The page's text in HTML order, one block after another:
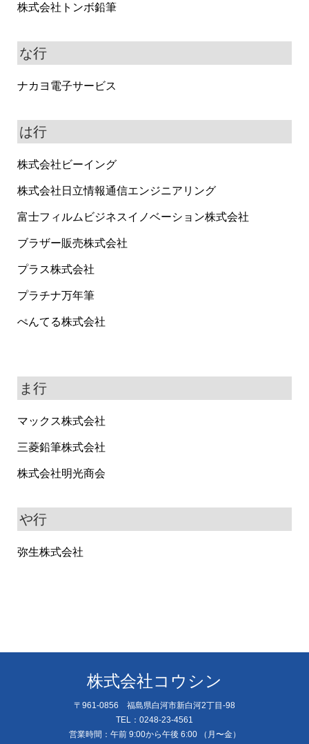
株式会社トンボ鉛筆
な行
ナカヨ電子サービス
は行
株式会社ビーイング
株式会社日立情報通信エンジニアリング
富士フィルムビジネスイノベーション株式会社
ブラザー販売株式会社
プラス株式会社
プラチナ万年筆
ぺんてる株式会社
ま行
マックス株式会社
三菱鉛筆株式会社
株式会社明光商会
や行
弥生株式会社
株式会社コウシン
〒961-0856 福島県白河市新白河2丁目-98
TEL：0248-23-4561
営業時間：午前 9:00から午後 6:00 （月〜金）